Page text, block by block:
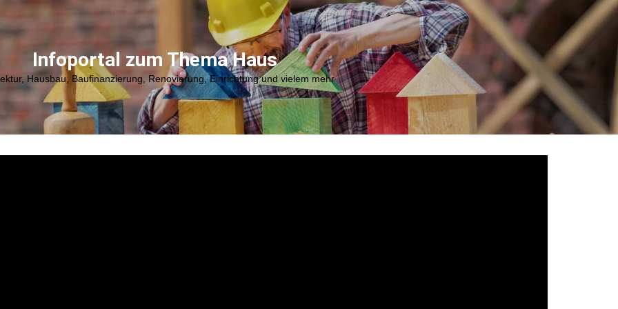
Infoportal zum Thema Haus
Hausbau, Baufinanzierung, Renovierung, Einrichtung und vielem mehr